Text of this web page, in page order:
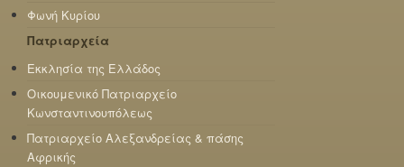
Φωνή Κυρίου
Πατριαρχεία
Εκκλησία της Ελλάδος
Οικουμενικό Πατριαρχείο
Κωνσταντινουπόλεως
Πατριαρχείο Αλεξανδρείας & πάσης
Αφρικής